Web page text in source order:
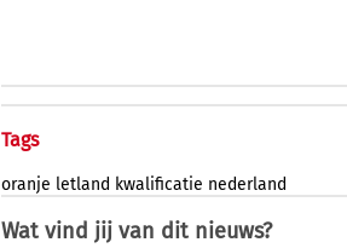
Tags
oranje letland kwalificatie nederland
Wat vind jij van dit nieuws?